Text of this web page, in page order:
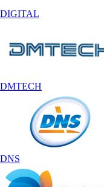
DIGITAL
DMTECH
DNS